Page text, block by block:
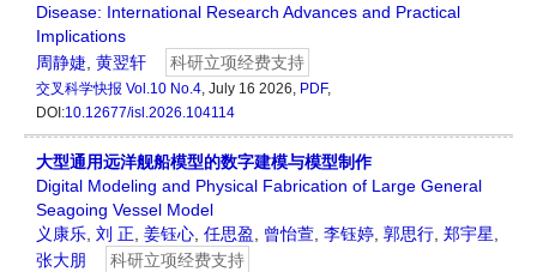
Disease: International Research Advances and Practical
Implications
周静婕 黄翌轩 科研立项经费支持
交叉科学快报 Vol.10 No.4, July 16 2026, PDF,
DOI:10.12677/isl.2026.104114
大型通用远洋舰船模型的数字建模与模型制作
Digital Modeling and Physical Fabrication of Large General
Seagoing Vessel Model
义康乐 刘 正 姜钰心 任思盈 曾怡萱 李钰婷 郭思行 郑宇星
张大朋
科研立项经费支持